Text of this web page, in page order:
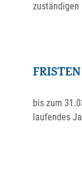
zuständigen
FRISTEN
bis zum
laufendes